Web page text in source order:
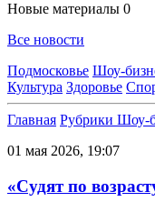
Новые материалы 0
Все новости
Подмосковье Шоу-
Культура Здоровье
Главная Рубрики Шоу-
01 мая 2026, 19:07
«Судят по